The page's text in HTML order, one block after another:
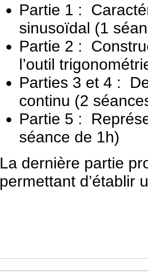
Partie 1 :
sinusoïdal (1
Partie 2 :
l’outil
Parties 3 et 4 :
continu (2
Partie 5 :
séance de 1h)
La dernière partie
permettant d’établir